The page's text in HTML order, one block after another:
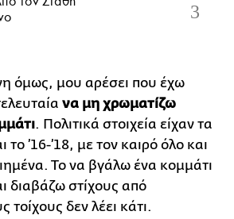
όμως, μου αρέσει που έχω
να μη χρωματίζω
. Πολιτικά στοιχεία είχαν τα
το ’16-’18, με τον καιρό όλο και
Το να βγάλω ένα κομμάτι
διαβάζω στίχους από
δεν λέει κάτι.